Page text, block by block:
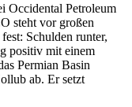
Occidental Petroleum
steht vor großen
Schulden runter,
positiv mit einem
Permian Basin
ab. Er setzt